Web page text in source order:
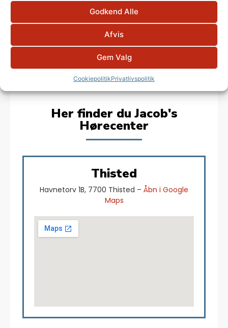
Godkend Alle
Afvis
Gem Valg
CookiepolitikPrivatlivspolitik
BESTIL GRATIS HØREPRØVE HER
Her finder du Jacob's
Hørecenter
Thisted
Havnetorv 1B, 7700 Thisted – Åbn i Google
Maps